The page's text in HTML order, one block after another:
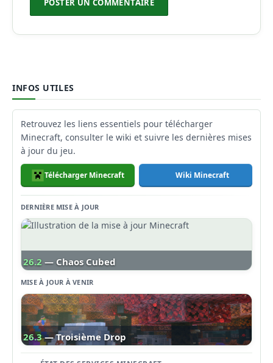
INFOS UTILES
Retrouvez les liens essentiels pour télécharger
Minecraft, consulter le wiki et suivre les dernières mises
à jour du jeu.
Télécharger Minecraft Wiki Minecraft
DERNIÈRE MISE À JOUR
26.2 — Chaos Cubed
MISE À JOUR À VENIR
26.3 — Troisième Drop